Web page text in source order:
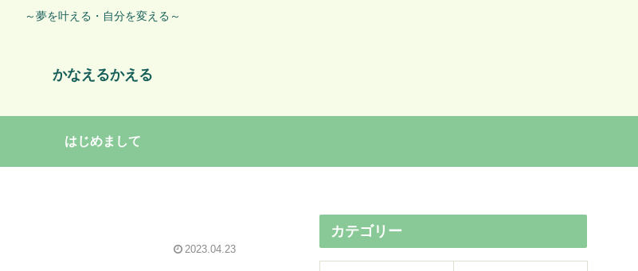
～夢を叶える・自分を変える～
かなえるかえる
はじめまして
2023.04.23
カテゴリー